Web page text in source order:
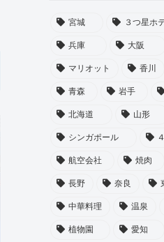
宮城 ３つ星ホ
兵庫 大阪
マリオット 香川
青森 岩手
北海道 山形
シンガポール
航空会社 焼肉
長野 奈良
中華料理 温泉
植物園 愛知